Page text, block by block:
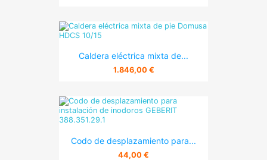
Caldera eléctrica mixta de...
1.846,00 €
Codo de desplazamiento para...
44,00 €